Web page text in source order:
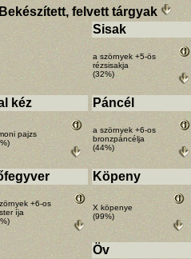
Bekészített, felvett tárgyak
Sisak
a szörnyek +5-ös
rézsisakja
(32%)
kéz
pajzs
Páncél
a szörnyek +6-os
bronzpáncélja
(44%)
+6-os
íja
Köpeny
X köpenye
(99%)
Öv